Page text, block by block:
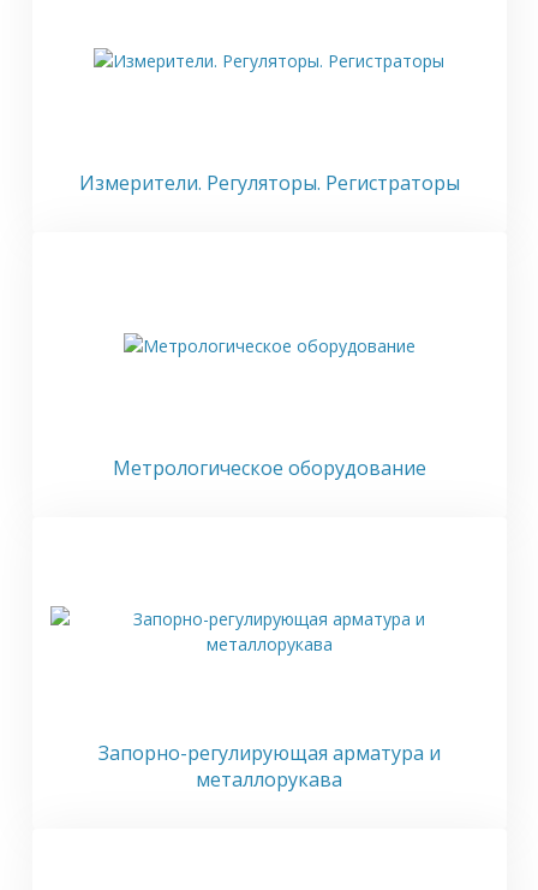
Измерители. Регуляторы. Регистраторы
Метрологическое оборудование
Запорно-регулирующая арматура и
металлорукава